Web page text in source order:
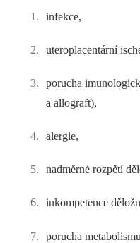
infekce,
uteroplacentární
porucha
a allograft),
alergie,
nadměrné rozpětí
inkompetence
porucha